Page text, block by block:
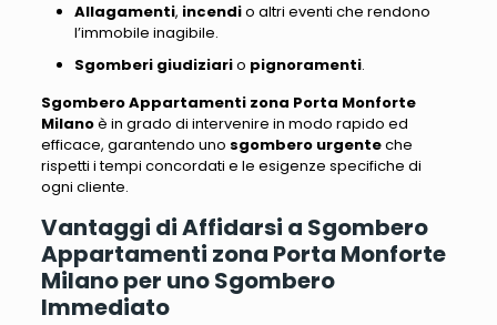
Allagamenti, incendio altri eventi che rendono
l’immobile inagibile.
Sgomberi giudiziario pignoramenti.
Sgombero Appartamenti zona Porta Monforte
Milanoè in grado di intervenire in modo rapido ed
efficace, garantendo uno sgombero urgenteche
rispetti i tempi concordati e le esigenze specifiche di
ogni cliente.
Vantaggi di Affidarsi a Sgombero
Appartamenti zona Porta Monforte
Milano per uno Sgombero
Immediato